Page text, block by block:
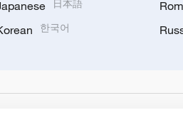
日本語
한국어